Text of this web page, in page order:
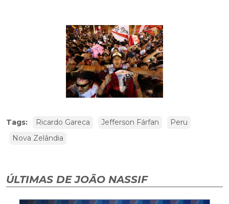
Tags: Ricardo Gareca Jefferson Fárfan
Peru
Nova Zelândia
ÚLTIMAS DE JOÃO NASSIF